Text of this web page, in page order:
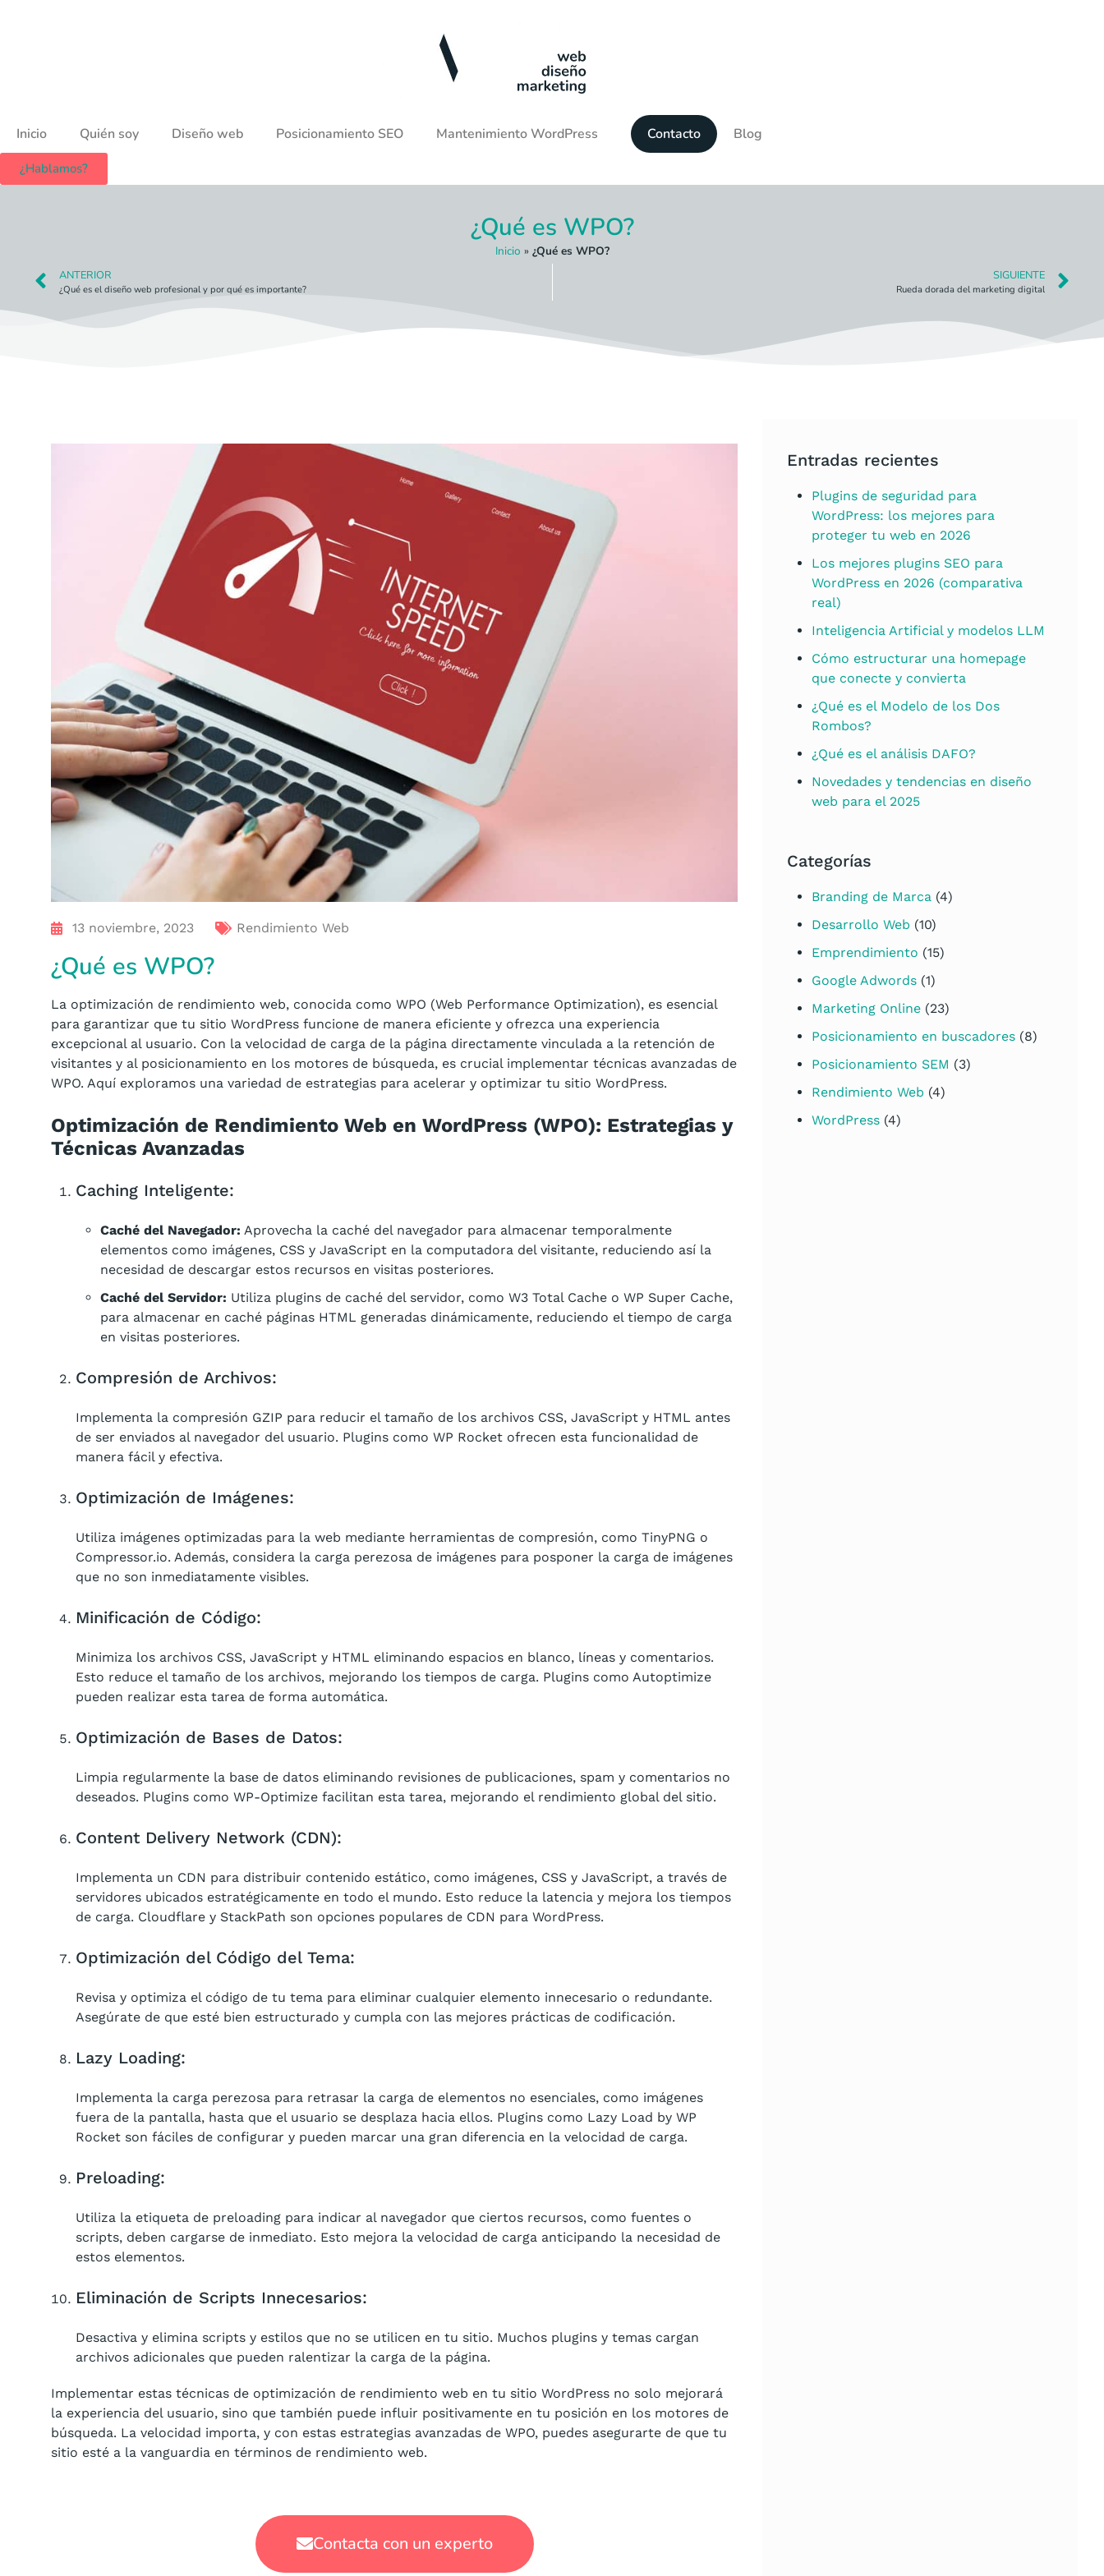
Inicio Quién soy Diseño web Posicionamiento SEO Mantenimiento WordPress Contacto Blog
¿Hablamos?
¿Qué es WPO?
Inicio » ¿Qué es WPO?
ANTERIOR
¿Qué es el diseño web profesional y por qué es importante?
SIGUIENTE
Rueda dorada del marketing digital
13 noviembre, 2023 Rendimiento Web
¿Qué es WPO?
La optimización de rendimiento web, conocida como WPO (Web Performance Optimization), es esencial
para garantizar que tu sitio WordPress funcione de manera eficiente y ofrezca una experiencia
excepcional al usuario. Con la velocidad de carga de la página directamente vinculada a la retención de
visitantes y al posicionamiento en los motores de búsqueda, es crucial implementar técnicas avanzadas de
WPO. Aquí exploramos una variedad de estrategias para acelerar y optimizar tu sitio WordPress.
Optimización de Rendimiento Web en WordPress (WPO): Estrategias y
Técnicas Avanzadas
Caching Inteligente:
Caché del Navegador: Aprovecha la caché del navegador para almacenar temporalmente
elementos como imágenes, CSS y JavaScript en la computadora del visitante, reduciendo así la
necesidad de descargar estos recursos en visitas posteriores.
Caché del Servidor: Utiliza plugins de caché del servidor, como W3 Total Cache o WP Super Cache,
para almacenar en caché páginas HTML generadas dinámicamente, reduciendo el tiempo de carga
en visitas posteriores.
Compresión de Archivos:
Implementa la compresión GZIP para reducir el tamaño de los archivos CSS, JavaScript y HTML antes
de ser enviados al navegador del usuario. Plugins como WP Rocket ofrecen esta funcionalidad de
manera fácil y efectiva.
Optimización de Imágenes:
Utiliza imágenes optimizadas para la web mediante herramientas de compresión, como TinyPNG o
Compressor.io. Además, considera la carga perezosa de imágenes para posponer la carga de imágenes
que no son inmediatamente visibles.
Minificación de Código:
Minimiza los archivos CSS, JavaScript y HTML eliminando espacios en blanco, líneas y comentarios.
Esto reduce el tamaño de los archivos, mejorando los tiempos de carga. Plugins como Autoptimize
pueden realizar esta tarea de forma automática.
Optimización de Bases de Datos:
Limpia regularmente la base de datos eliminando revisiones de publicaciones, spam y comentarios no
deseados. Plugins como WP-Optimize facilitan esta tarea, mejorando el rendimiento global del sitio.
Content Delivery Network (CDN):
Implementa un CDN para distribuir contenido estático, como imágenes, CSS y JavaScript, a través de
servidores ubicados estratégicamente en todo el mundo. Esto reduce la latencia y mejora los tiempos
de carga. Cloudflare y StackPath son opciones populares de CDN para WordPress.
Optimización del Código del Tema:
Revisa y optimiza el código de tu tema para eliminar cualquier elemento innecesario o redundante.
Asegúrate de que esté bien estructurado y cumpla con las mejores prácticas de codificación.
Lazy Loading:
Implementa la carga perezosa para retrasar la carga de elementos no esenciales, como imágenes
fuera de la pantalla, hasta que el usuario se desplaza hacia ellos. Plugins como Lazy Load by WP
Rocket son fáciles de configurar y pueden marcar una gran diferencia en la velocidad de carga.
Preloading:
Utiliza la etiqueta de preloading para indicar al navegador que ciertos recursos, como fuentes o
scripts, deben cargarse de inmediato. Esto mejora la velocidad de carga anticipando la necesidad de
estos elementos.
Eliminación de Scripts Innecesarios:
Desactiva y elimina scripts y estilos que no se utilicen en tu sitio. Muchos plugins y temas cargan
archivos adicionales que pueden ralentizar la carga de la página.
Implementar estas técnicas de optimización de rendimiento web en tu sitio WordPress no solo mejorará
la experiencia del usuario, sino que también puede influir positivamente en tu posición en los motores de
búsqueda. La velocidad importa, y con estas estrategias avanzadas de WPO, puedes asegurarte de que tu
sitio esté a la vanguardia en términos de rendimiento web.
Contacta con un experto
Entradas recientes
Plugins de seguridad para
WordPress: los mejores para
proteger tu web en 2026
Los mejores plugins SEO para
WordPress en 2026 (comparativa
real)
Inteligencia Artificial y modelos LLM
Cómo estructurar una homepage
que conecte y convierta
¿Qué es el Modelo de los Dos
Rombos?
¿Qué es el análisis DAFO?
Novedades y tendencias en diseño
web para el 2025
Categorías
Branding de Marca (4)
Desarrollo Web (10)
Emprendimiento (15)
Google Adwords (1)
Marketing Online (23)
Posicionamiento en buscadores (8)
Posicionamiento SEM (3)
Rendimiento Web (4)
WordPress (4)